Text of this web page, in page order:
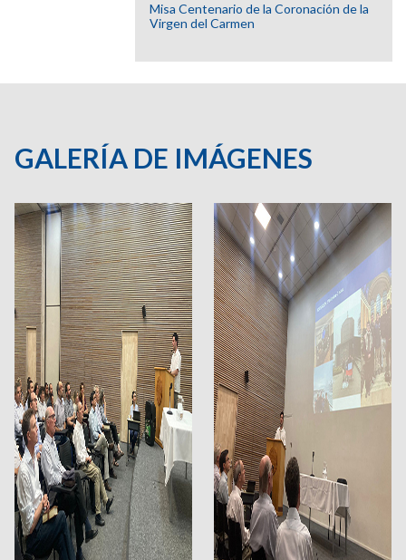
Misa Centenario de la Coronación de la
Virgen del Carmen
GALERÍA DE IMÁGENES